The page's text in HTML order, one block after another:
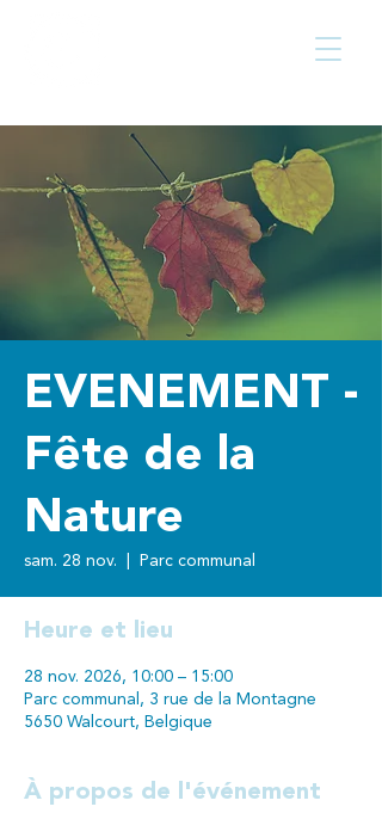
EVENEMENT -
Fête de la
Nature
sam. 28 nov. Parc communal
Heure et lieu
28 nov. 2026, 10:00 – 15:00
Parc communal, 3 rue de la Montagne
5650 Walcourt, Belgique
À propos de l'événement